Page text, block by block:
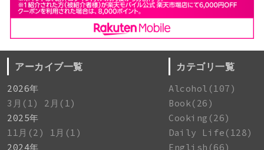
アーカイブ一覧
2026年
3月(1)
2月(1)
2025年
11月(2)
1月(1)
2024年
カテゴリ一覧
Alcohol(107)
Book(26)
Cooking(26)
Daily Life(128)
English(66)